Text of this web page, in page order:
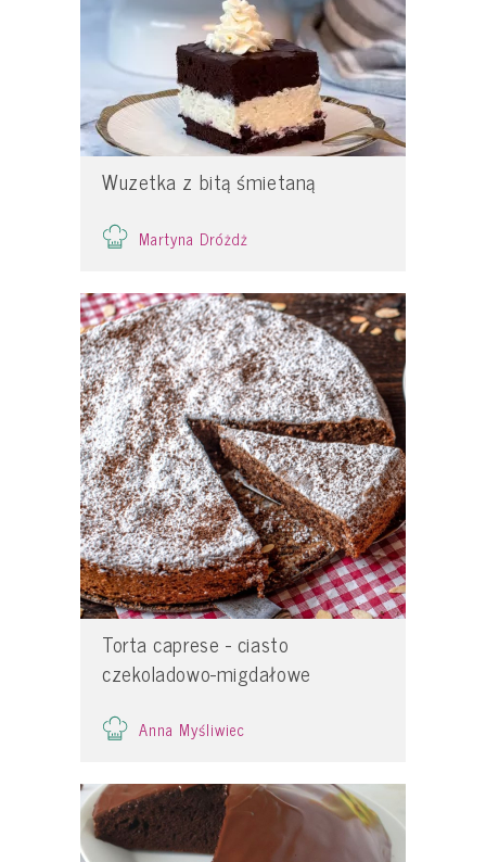
Wuzetka z bitą śmietaną
Martyna Dróżdż
Torta caprese - ciasto
czekoladowo-migdałowe
Anna Myśliwiec